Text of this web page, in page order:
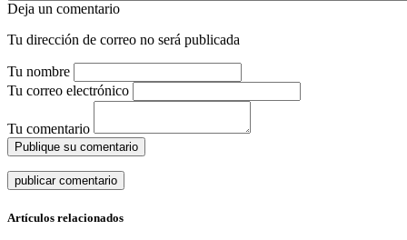
Deja un comentario
Tu dirección de correo no será publicada
Tu nombre
Tu correo electrónico
Tu comentario
Publique su comentario
Artículos relacionados